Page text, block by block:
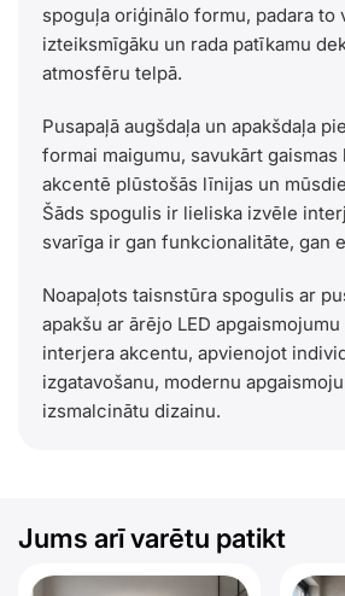
spoguļa oriģinālo formu, padara to
izteiksmīgāku un rada patīkamu
atmosfēru telpā.
Pusapaļā augšdaļa un apakšdaļa
formai maigumu, savukārt
akcentē plūstošās līnijas un
Šāds spogulis ir lieliska izvēle
svarīga ir gan funkcionalitāte, gan
Noapaļots taisnstūra spogulis ar
apakšu ar ārējo LED
interjera akcentu, apvienojot
izgatavošanu, modernu
izsmalcinātu dizainu.
Jums arī varētu patikt